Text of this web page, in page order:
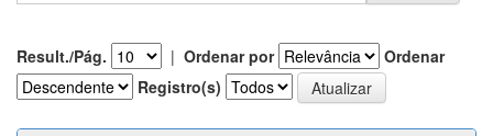
Result./Pág. | Ordenar por
Ordenar
Registro(s)